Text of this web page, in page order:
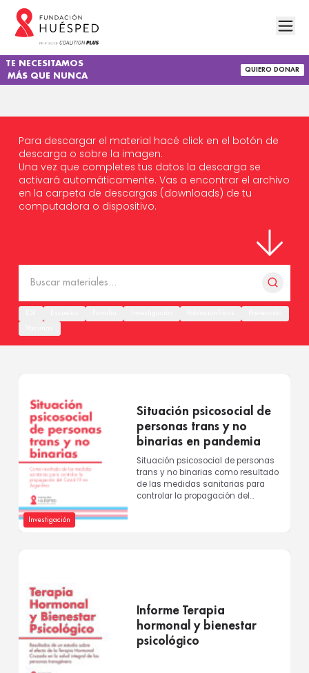
TE NECESITAMOS
MÁS QUE NUNCA
QUIERO DONAR
Para descargar el material hacé click en el botón de
descarga o sobre la imagen.
Una vez que completes tus datos la descarga se
activará automáticamente. Vas a encontrar el archivo
en la carpeta de descargas (downloads) de tu
computadora o dispositivo.
Investigación
Situación psicosocial de
personas trans y no
binarias en pandemia
Situación psicosocial de personas
trans y no binarias como resultado
de las medidas sanitarias para
controlar la propagación del
Informe Terapia
hormonal y bienestar
psicológico